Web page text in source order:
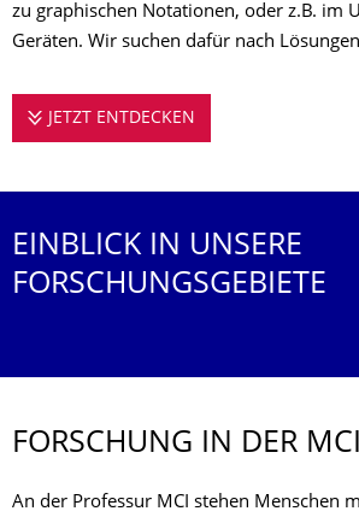
zu graphischen Notationen, oder z.B. im
Geräten. Wir suchen dafür nach
JETZT ENTDECKEN
EINBLICK IN UNSERE
FORSCHUNGSGEBIETE
FORSCHUNG IN DER MCI
An der Professur MCI stehen Menschen